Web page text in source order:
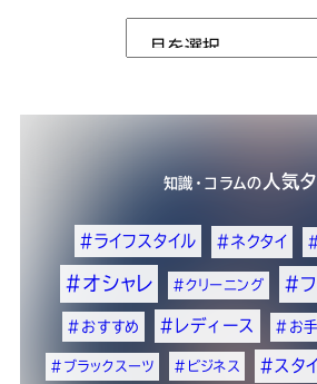
知識・コラムの 人気
#ライフスタイル #ネクタイ
#オシャレ #クリーニング #フ
#おすすめ #レディース #お
#ブラックスーツ #ビジネス #スタ